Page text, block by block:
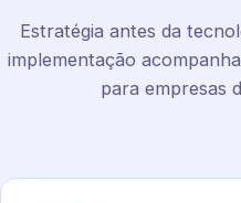
Estratégia antes da
implementação
para empresas